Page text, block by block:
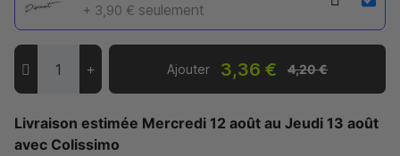
+ 3,90 € seulement
Ajouter 3,36 € 4,20 €
Livraison estimée Mercredi 12 août au Jeudi 13 août
avec Colissimo